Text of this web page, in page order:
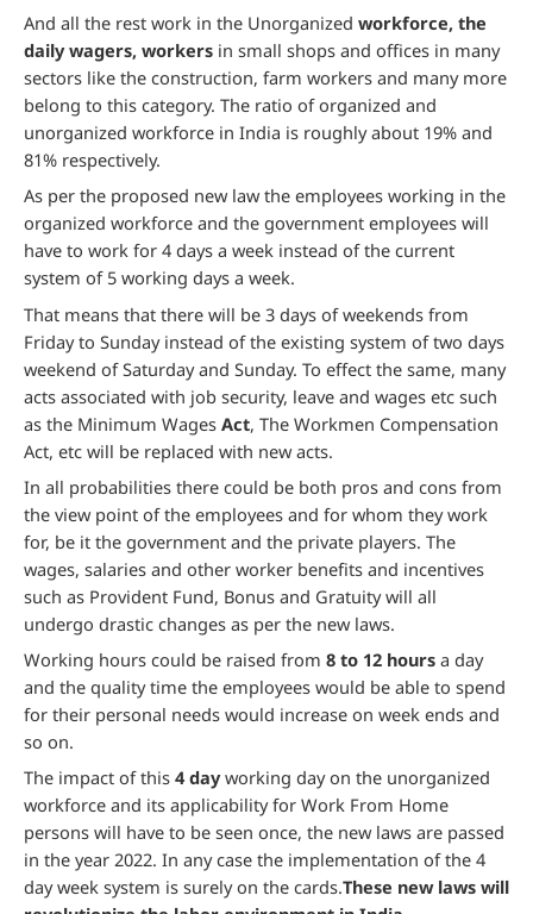
And all the rest work in the Unorganized workforce, the
daily wagers, workers in small shops and offices in many
sectors like the construction, farm workers and many more
belong to this category. The ratio of organized and
unorganized workforce in India is roughly about 19% and
81% respectively.
As per the proposed new law the employees working in the
organized workforce and the government employees will
have to work for 4 days a week instead of the current
system of 5 working days a week.
That means that there will be 3 days of weekends from
Friday to Sunday instead of the existing system of two days
weekend of Saturday and Sunday. To effect the same, many
acts associated with job security, leave and wages etc such
as the Minimum Wages Act, The Workmen Compensation
Act, etc will be replaced with new acts.
In all probabilities there could be both pros and cons from
the view point of the employees and for whom they work
for, be it the government and the private players. The
wages, salaries and other worker benefits and incentives
such as Provident Fund, Bonus and Gratuity will all
undergo drastic changes as per the new laws.
Working hours could be raised from 8 to 12 hours a day
and the quality time the employees would be able to spend
for their personal needs would increase on week ends and
so on.
The impact of this 4 dayworking day on the unorganized
workforce and its applicability for Work From Home
persons will have to be seen once, the new laws are passed
in the year 2022. In any case the implementation of the 4
day week system is surely on the cards.These new laws will